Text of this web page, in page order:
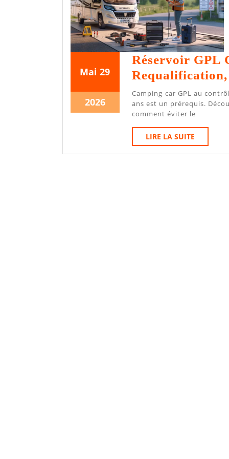
Mai 29
2026
2929
202629
mai
Réservoir GPL
Requalification,
Camping-car GPL au contrôle technique : la requalification du réservoir tous les 10
ans est un prérequis.
comment éviter le
LIRE LA SUITELIRE
LA
SUITE